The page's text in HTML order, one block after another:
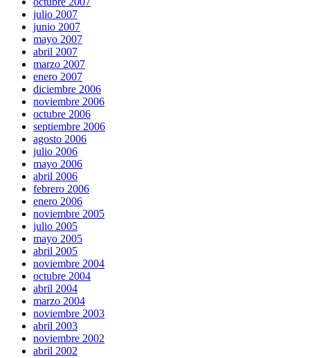
julio 2007
junio 2007
mayo 2007
abril 2007
marzo 2007
enero 2007
diciembre 2006
noviembre 2006
octubre 2006
septiembre 2006
agosto 2006
julio 2006
mayo 2006
abril 2006
febrero 2006
enero 2006
noviembre 2005
julio 2005
mayo 2005
abril 2005
noviembre 2004
octubre 2004
abril 2004
marzo 2004
noviembre 2003
abril 2003
noviembre 2002
abril 2002